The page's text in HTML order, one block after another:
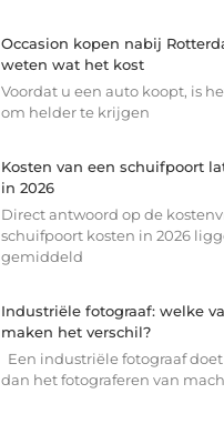
Occasion kopen nabij
weten wat het kost
Voordat u een auto koopt, is
om helder te krijgen
Kosten van een schuifpoort
in 2026
Direct antwoord op de
schuifpoort kosten in 2026
gemiddeld
Industriële fotograaf: welke
maken het verschil?
Een industriële fotograaf
dan het fotograferen van